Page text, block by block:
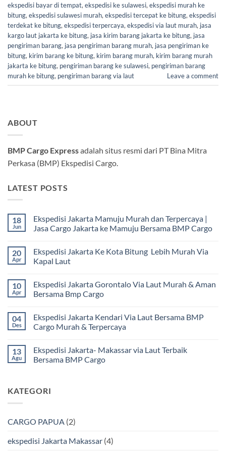
ekspedisi bayar di tempat,ekspedisi ke sulawesi,ekspedisi murah ke
bitung,ekspedisi sulawesi murah,ekspedisi tercepat ke bitung,ekspedisi
terdekat ke bitung,ekspedisi terpercaya,ekspedisi via laut murah, jasa
kargo laut jakarta ke bitung, jasa kirim barang jakarta ke bitung, jasa
pengiriman barang, jasa pengiriman barang murah, jasa pengiriman ke
bitung, kirim barang ke bitung, kirim barang murah, kirim barang murah
jakarta ke bitung, pengiriman barang ke sulawesi, pengiriman barang
murah ke bitung, pengiriman barang via laut Leave a comment
ABOUT
BMP Cargo Expressadalah situs resmi dari PT Bina Mitra
Perkasa (BMP) Ekspedisi Cargo.
LATEST POSTS
18
Jun
Ekspedisi Jakarta Mamuju Murah dan Terpercaya |
Jasa Cargo Jakarta ke Mamuju Bersama BMP Cargo
komentar
pada
Ekspedisi
Murah
dan
Terpercaya
Cargo
Jakarta
ke
BMP
Cargo
20
Apr
Ekspedisi Jakarta Ke Kota Bitung Lebih Murah Via
Kapal Laut
komentar
pada
Ekspedisi
Kota
Bitung
Lebih
Kapal
Laut
10
Apr
Ekspedisi Jakarta Gorontalo Via Laut Murah & Aman
Bersama Bmp Cargo
komentar
pada
Ekspedisi
Via
Laut
Murah
Bmp
Cargo
04
Des
Ekspedisi Jakarta Kendari Via Laut Bersama BMP
Cargo Murah & Terpercaya
komentar
pada
Ekspedisi
Laut
Bersama
&
13
Agu
Ekspedisi Jakarta- Makassar via Laut Terbaik
Bersama BMP Cargo
pada
Ekspedisi
Laut
BMP
KATEGORI
CARGO PAPUA (2)
ekspedisi Jakarta Makassar (4)